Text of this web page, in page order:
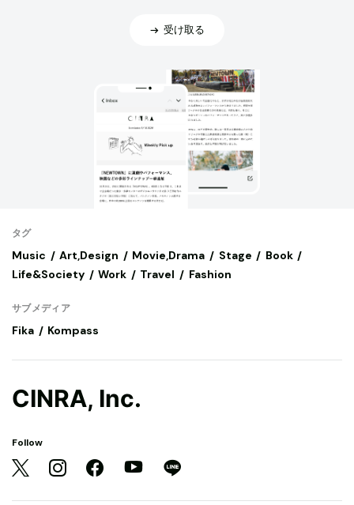
受け取る
タグ
Music Art,Design Movie,Drama Stage
Book
Life&Society
Work Travel Fashion
サブメディア
Fika Kompass
CINRA, Inc.
Follow